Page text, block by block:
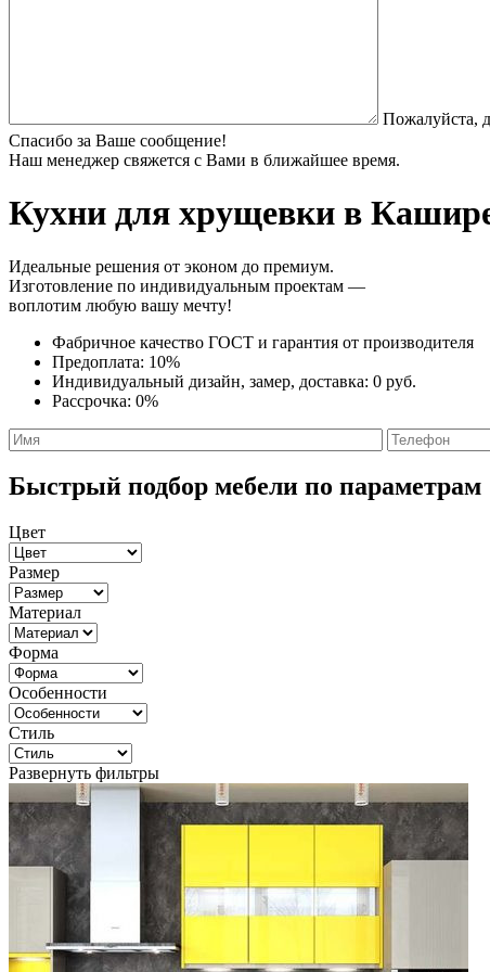
Пожалуйста,
Спасибо за Ваше сообщение!
Наш менеджер свяжется с Вами в ближайшее время.
Кухни для хрущевки в
Идеальные решения от эконом до премиум.
Изготовление по индивидуальным проектам —
воплотим любую вашу мечту!
Фабричное качество ГОСТ и гарантия от производителя
Предоплата: 10%
Индивидуальный дизайн, замер, доставка: 0 руб.
Рассрочка: 0%
Быстрый подбор мебели по параметрам
Цвет
Размер
Материал
Форма
Особенности
Стиль
Развернуть фильтры